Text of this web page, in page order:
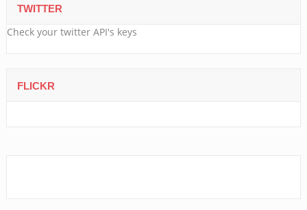
TWITTER
Check your twitter API's keys
FLICKR